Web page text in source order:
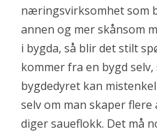
næringsvirksomhet som
annen og mer skånsom
i bygda, så blir det stilt
kommer fra en bygd
bygdedyret kan
selv om man skaper
diger saueflokk. Det må